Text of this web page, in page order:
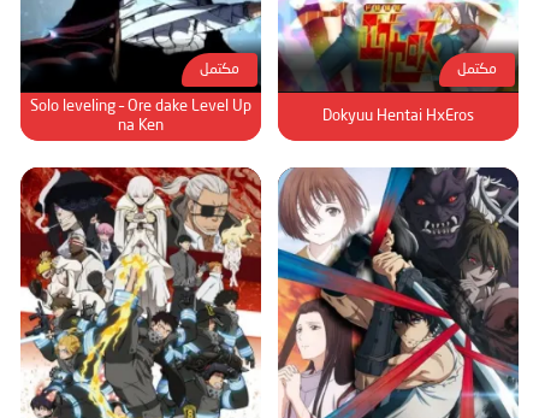
مكتمل
Dokyuu Hentai HxEros
مكتمل
Solo leveling – Ore dake Level Up
na Ken